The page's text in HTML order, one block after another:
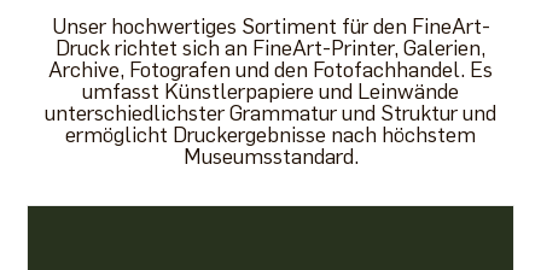
Unser hochwertiges Sortiment für den FineArt-
Druck richtet sich an FineArt-Printer, Galerien,
Archive, Fotografen und den Fotofachhandel. Es
umfasst Künstlerpapiere und Leinwände
unterschiedlichster Grammatur und Struktur und
ermöglicht Druckergebnisse nach höchstem
Museumsstandard.